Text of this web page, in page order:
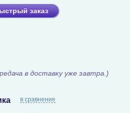
заказ
в доставку уже завтра.)
в сравнение